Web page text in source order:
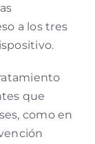
a los tres
que
como en